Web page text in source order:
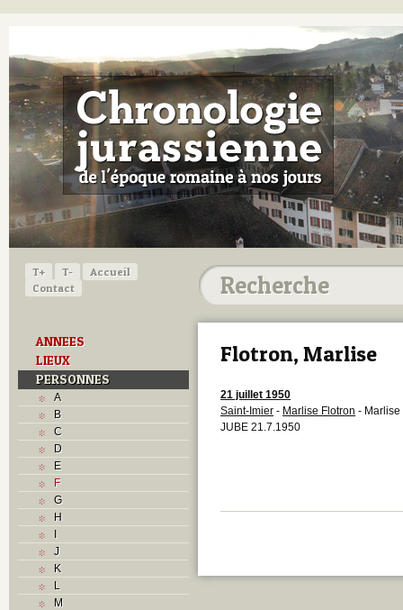
T+ T-
Accueil
Contact
ANNEES
LIEUX
PERSONNES
A
B
C
D
E
F
G
H
I
J
K
L
M
Flotron, Marlise
21 juillet 1950
Saint-Imier - Marlise Flotron - Marlise
JUBE 21.7.1950